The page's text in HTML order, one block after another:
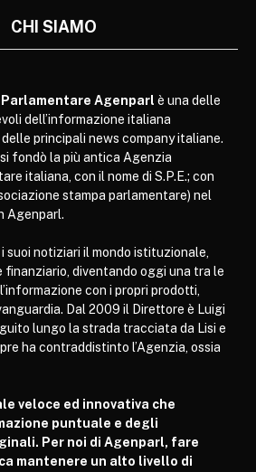
CHI SIAMO
Parlamentare Agenparl è una delle
dell’informazione italiana
principali news company italiane.
fondò la più antica Agenzia
italiana, con il nome di S.P.E.; con
stampa parlamentare) nel
Agenparl.
suoi notiziari il mondo istituzionale,
finanziario, diventando oggi una tra le
con i propri prodotti,
Dal 2009 il Direttore è Luigi
lungo la strada tracciata da Lisi e
ha contraddistinto l’Agenzia, ossia
veloce ed innovativa che
puntuale e degli
Per noi di Agenparl, fare
mantenere un alto livello di